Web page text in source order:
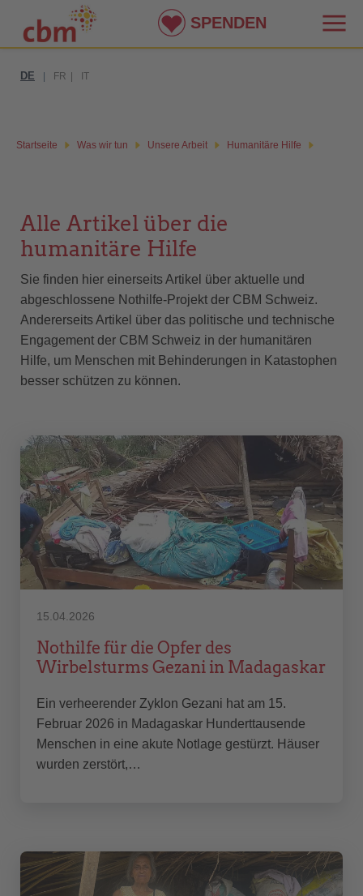
DE FR IT
Startseite Was wir tun Unsere Arbeit Humanitäre Hilfe
Alle Artikel über die
humanitäre Hilfe
Sie finden hier einerseits Artikel über aktuelle und
abgeschlossene Nothilfe-Projekt der CBM Schweiz.
Andererseits Artikel über das politische und technische
Engagement der CBM Schweiz in der humanitären
Hilfe, um Menschen mit Behinderungen in Katastophen
besser schützen zu können.
15.04.2026
Nothilfe für die Opfer des
Wirbelsturms Gezani in Madagaskar
Ein verheerender Zyklon Gezani hat am 15.
Februar 2026 in Madagaskar Hunderttausende
Menschen in eine akute Notlage gestürzt. Häuser
wurden zerstört,…
SPENDEN